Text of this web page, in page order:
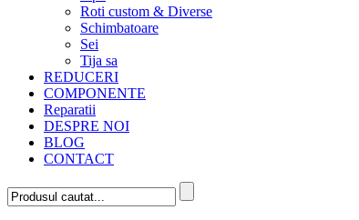
Roti custom & Diverse
Schimbatoare
Sei
Tija sa
REDUCERI
COMPONENTE
Reparatii
DESPRE NOI
BLOG
CONTACT